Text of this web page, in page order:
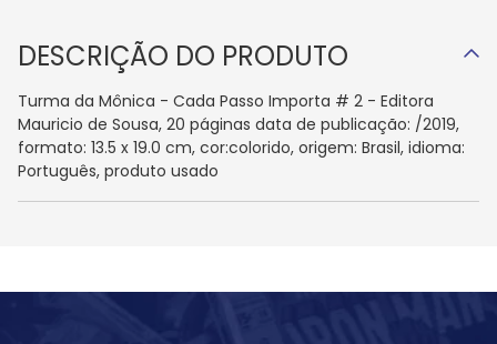
DESCRIÇÃO DO PRODUTO
Turma da Mônica - Cada Passo Importa # 2 - Editora
Mauricio de Sousa, 20 páginas data de publicação: /2019,
formato: 13.5 x 19.0 cm, cor:colorido, origem: Brasil, idioma:
Português, produto usado